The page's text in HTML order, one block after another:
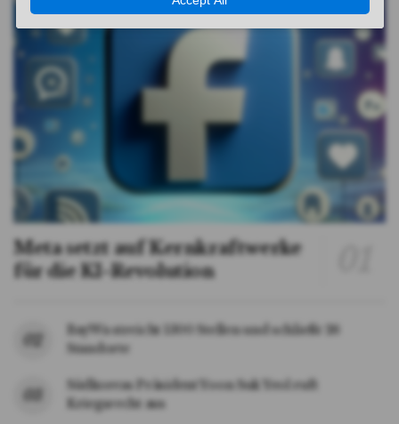
Meta setzt auf Kernkraftwerke
für die KI-Revolution
BayWa streicht 1300 Stellen und schließt 26
Standorte
Südkoreas Präsident Yoon Suk Yeol ruft
Kriegsrecht aus